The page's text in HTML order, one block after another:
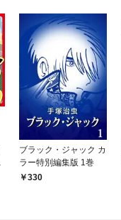
ブラック・ジャック カ
ラー特別編集版 1巻
330